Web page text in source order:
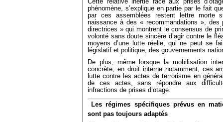
Cette relative inertie face aux prises
phénomène, s’explique en partie par le fait
par ces assemblées restent lettre morte
naissance à des « recommandations »,
directrices » qui montrent le consensus de
volonté sans doute sincère d’agir contre le
moyens d’une lutte réelle, qui ne peut se
législatif et politique, des gouvernements
De plus, même lorsque la mobilisation
concrète, en droit interne notamment, ces
lutte contre les actes de terrorisme en
de ces actes, sans répondre aux
infractions de prises d’otage.
Les régimes spécifiques prévus en
sont pas toujours adaptés